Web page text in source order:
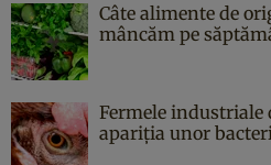
Câte alimente de
mâncăm pe
Fermele industriale
apariția unor